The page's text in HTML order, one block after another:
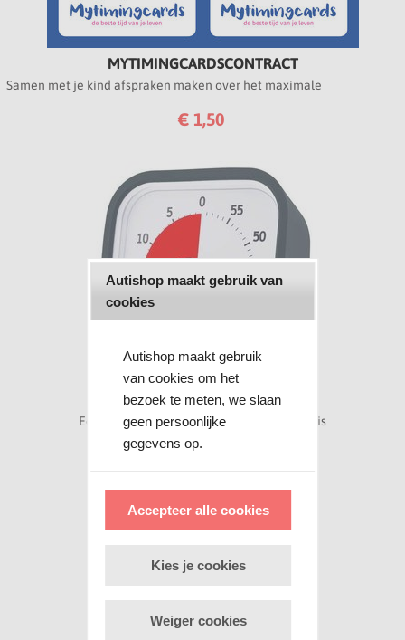
MYTIMINGCARDSCONTRACT
Samen met je kind afspraken maken over het maximale
€ 1,50
TIME TIMER MOD
Eenvoudig inzichtelijk hoeveel tijd er nog is
€ 48,50
Autishop maakt gebruik van
cookies
Autishop maakt gebruik
van cookies om het
bezoek te meten, we slaan
geen persoonlijke
gegevens op.
Accepteer alle cookies
Kies je cookies
Weiger cookies